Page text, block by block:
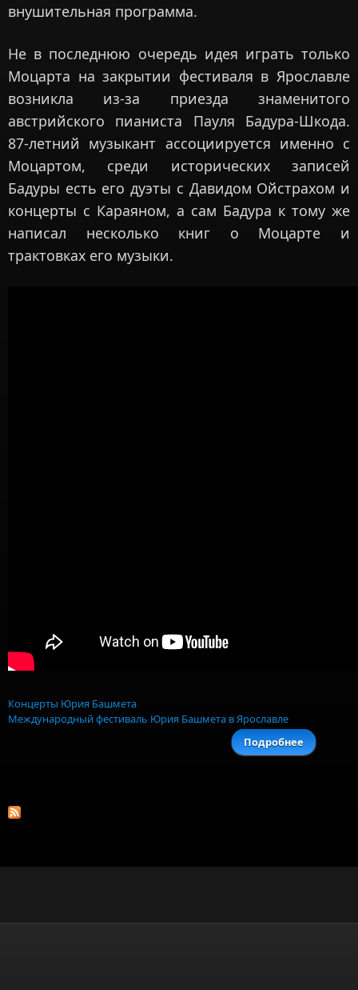
внушительная программа.
Не в последнюю очередь идея играть только
Моцарта на закрытии фестиваля в Ярославле
возникла из-за приезда знаменитого
австрийского пианиста Пауля Бадура-Шкода.
87-летний музыкант ассоциируется именно с
Моцартом, среди исторических записей
Бадуры есть его дуэты с Давидом Ойстрахом и
концерты с Караяном, а сам Бадура к тому же
написал несколько книг о Моцарте и
трактовках его музыки.
Концерты Юрия Башмета
Международный фестиваль Юрия Башмета в Ярославле
Подробнее